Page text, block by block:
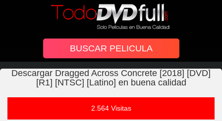
Descargar Dragged Across Concrete [2018] [DVD]
[R1] [NTSC] [Latino] en buena calidad
2.564 Visitas